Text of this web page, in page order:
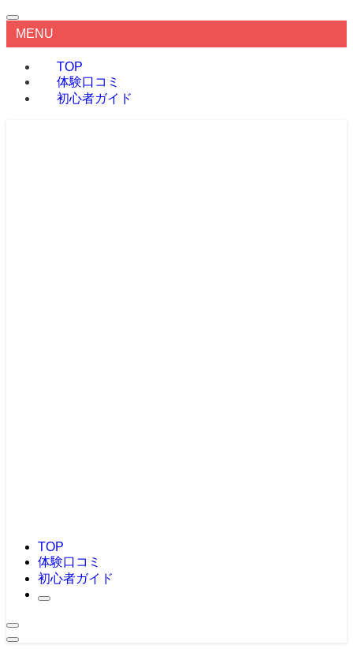
MENU
TOP
体験口コミ
初心者ガイド
TOP
体験口コミ
初心者ガイド